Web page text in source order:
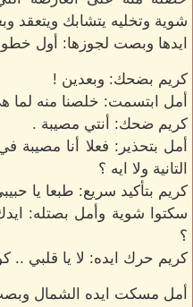
شوية وتخليه يتشابك ويتعقد
ايدها وبصت لجوزها: أول
كريم بضحك: وبعدين !
أمل ابتسمت: خلصنا منه لما
كريم ضحك: أنتي مصيبة .
أمل بتحذير: فعلا أنا
التانية ولا ايه ؟
كريم بتأكيد سريع: طبعا يا
سكتوا شوية وأمل بصتله:
؟
كريم حرك ايده: لا يا قلبي ..
أمل مسكت ايده الشمال